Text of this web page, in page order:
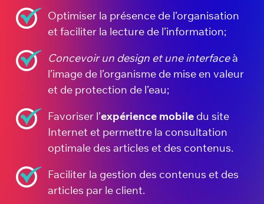
Optimiser la présence de l’organisation
et faciliter la lecture de l’information;
Concevoir un design et une interfaceà
l’image de l’organisme de mise en valeur
et de protection de l’eau;
Favoriser l’expérience mobile du site
Internet et permettre la consultation
optimale des articles et des contenus.
Faciliter la gestion des contenus et des
articles par le client.